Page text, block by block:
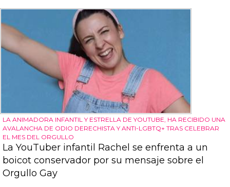
LA ANIMADORA INFANTIL Y ESTRELLA DE YOUTUBE, HA RECIBIDO UNA
AVALANCHA DE ODIO DERECHISTA Y ANTI-LGBTQ+ TRAS CELEBRAR
EL MES DEL ORGULLO
La YouTuber infantil Rachel se enfrenta a un
boicot conservador por su mensaje sobre el
Orgullo Gay